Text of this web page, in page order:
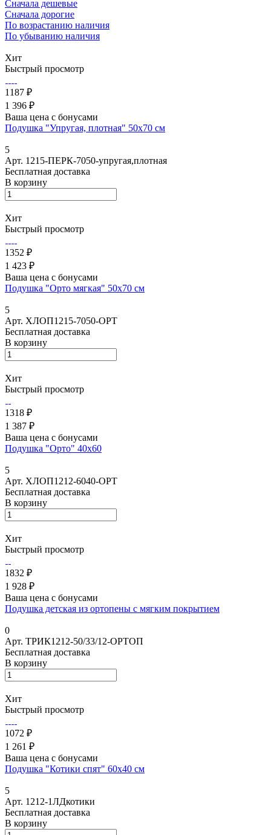
Сначала дешевые
Сначала дорогие
По возрастанию наличия
По убыванию наличия
Хит
Быстрый просмотр
1187 ₽
1 396 ₽
Ваша цена с бонусами
Подушка "Упругая, плотная" 50х70 см
5
Арт. 1215-ПЕРК-7050-упругая,плотная
Бесплатная доставка
В корзину
Хит
Быстрый просмотр
1352 ₽
1 423 ₽
Ваша цена с бонусами
Подушка "Орто мягкая" 50х70 см
5
Арт. ХЛОП1215-7050-ОРТ
Бесплатная доставка
В корзину
Хит
Быстрый просмотр
1318 ₽
1 387 ₽
Ваша цена с бонусами
Подушка "Орто" 40x60
5
Арт. ХЛОП1212-6040-ОРТ
Бесплатная доставка
В корзину
Хит
Быстрый просмотр
1832 ₽
1 928 ₽
Ваша цена с бонусами
Подушка детская из ортопены с мягким покрытием
0
Арт. ТРИК1212-50/33/12-ОРТОП
Бесплатная доставка
В корзину
Хит
Быстрый просмотр
1072 ₽
1 261 ₽
Ваша цена с бонусами
Подушка "Котики спят" 60х40 см
5
Арт. 1212-1ЛДкотики
Бесплатная доставка
В корзину